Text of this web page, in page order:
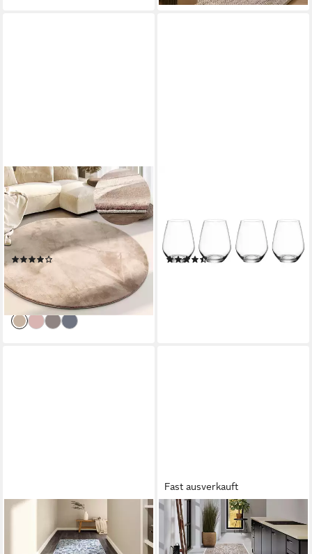
VILLEROY & BOCH
Teppich Leon, rund, Höhe: 15
mm, Langflor, Shaggy,
einfarbig, flauschig, weich,
glänzend, modern, uni
ab 77,65 € 159,90 €
-51%
lieferbar - in 3-4 Werktagen bei dir
Kristallglas, 4 Stck,
spülmaschinenfest
(32)
VILLEROY & BOCH
Teppich Ernest, rechteckig,
Höhe: 11 mm, Läufer,
Fast ausverkauft
VILLEROY & BOCH
Teppich Egon, rechteckig,
Höhe: 7 mm, Orientalisch,